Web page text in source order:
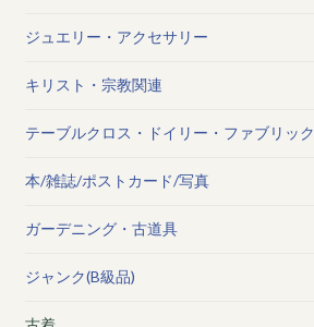
ジュエリー・アクセサリー
キリスト・宗教関連
テーブルクロス・ドイリー・ファブリック
本/雑誌/ポストカード/写真
ガーデニング・古道具
ジャンク(B級品)